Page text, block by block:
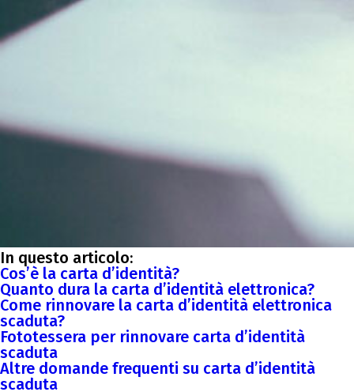
In questo articolo:
Cos’è la carta d’identità?
Quanto dura la carta d’identità elettronica?
Come rinnovare la carta d’identità elettronica
scaduta?
Fototessera per rinnovare carta d’identità
scaduta
Altre domande frequenti su carta d’identità
scaduta